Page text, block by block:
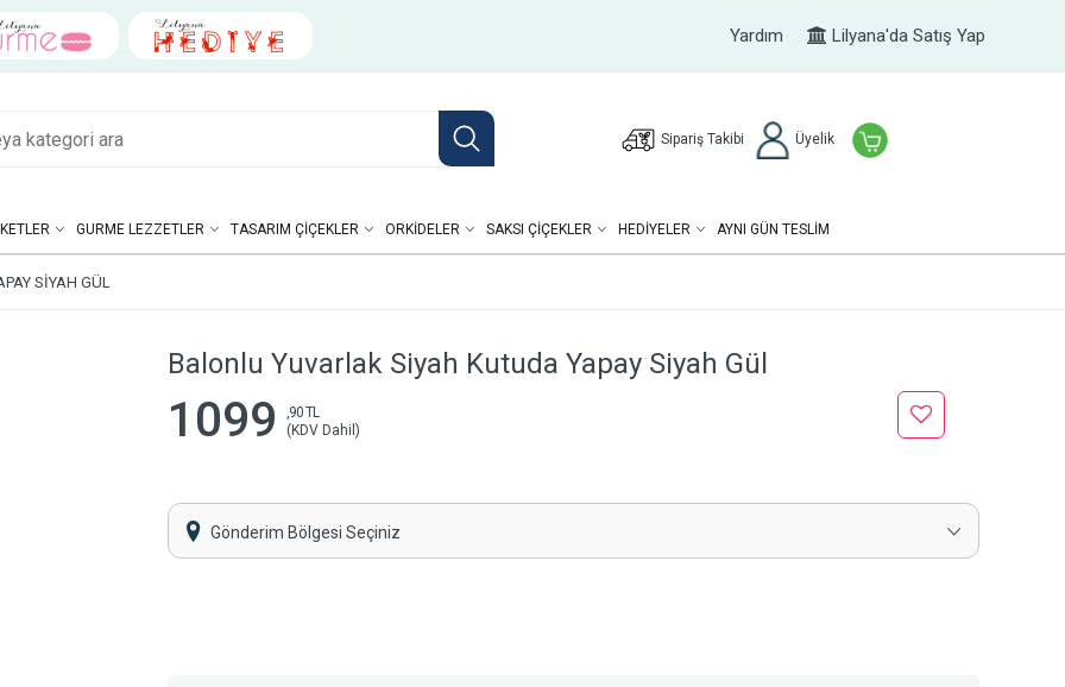
Yardım Lilyana'da Satış Yap
Sipariş Takibi Üyelik
GURME LEZZETLER TASARIM ÇIÇEKLER ORKIDELER SAKSI ÇIÇEKLER HEDIYELER AYNI GÜN TESLİM
SIYAH GÜL
Balonlu Yuvarlak Siyah Kutuda Yapay Siyah Gül
1099
,90 TL
(KDV Dahil)
Gönderim Bölgesi Seçiniz